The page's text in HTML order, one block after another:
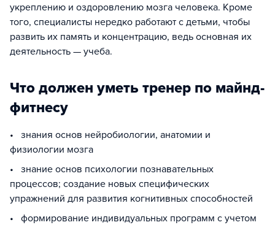
укреплению и оздоровлению мозга человека. Кроме
того, специалисты нередко работают с детьми, чтобы
развить их память и концентрацию, ведь основная их
деятельность — учеба.
Что должен уметь тренер по майнд-
фитнесу
• знания основ нейробиологии, анатомии и
физиологии мозга
• знание основ психологии познавательных
процессов; создание новых специфических
упражнений для развития когнитивных способностей
• формирование индивидуальных программ с учетом